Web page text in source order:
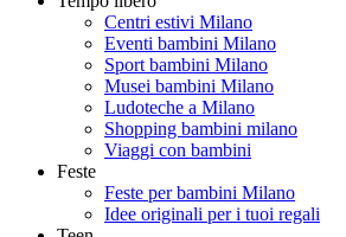
Centri estivi Milano
Eventi bambini Milano
Sport bambini Milano
Musei bambini Milano
Ludoteche a Milano
Shopping bambini milano
Viaggi con bambini
Feste
Feste per bambini Milano
Idee originali per i tuoi regali